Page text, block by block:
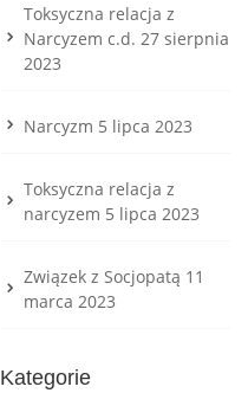
Toksyczna relacja z
Narcyzem c.d. 27 sierpnia
2023
Narcyzm 5 lipca 2023
Toksyczna relacja z
narcyzem 5 lipca 2023
Związek z Socjopatą 11
marca 2023
Kategorie